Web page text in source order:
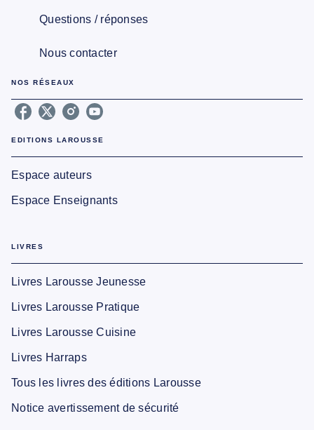
Questions / réponses
Nous contacter
NOS RÉSEAUX
EDITIONS LAROUSSE
Espace auteurs
Espace Enseignants
LIVRES
Livres Larousse Jeunesse
Livres Larousse Pratique
Livres Larousse Cuisine
Livres Harraps
Tous les livres des éditions Larousse
Notice avertissement de sécurité